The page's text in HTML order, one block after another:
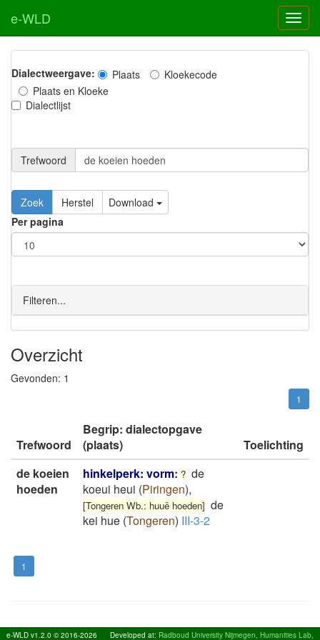
e-WLD
Dialectweergave: Plaats
Kloekecode
Plaats en Kloeke
Dialectlijst
Trefwoord
Download
Per pagina
Filteren...
Overzicht
Gevonden: 1
1
Trefwoord
Begrip: dialectopgave
(plaats)
Toelichting
de koeien
hoeden
hinkelperk: vorm: ? de
koeui heui (Piringen),
[Tongeren Wb.: huuë hoeden] de
kei hue (Tongeren) III-3-2
1
e-WLD v1.2.0 © 2016-2026 Developed at: Radboud University Nijmegen, Humanities Lab,